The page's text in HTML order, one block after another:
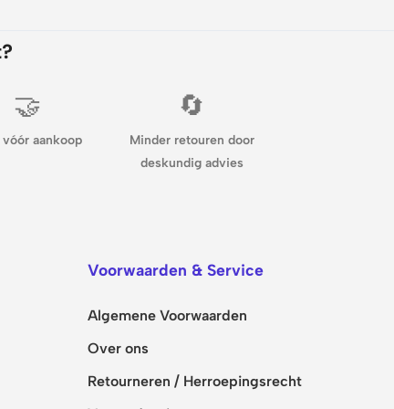
🤝
vóór aankoop
🔄
Minder retouren door
deskundig advies
Voorwaarden & Service
Algemene Voorwaarden
Over ons
Retourneren / Herroepingsrecht